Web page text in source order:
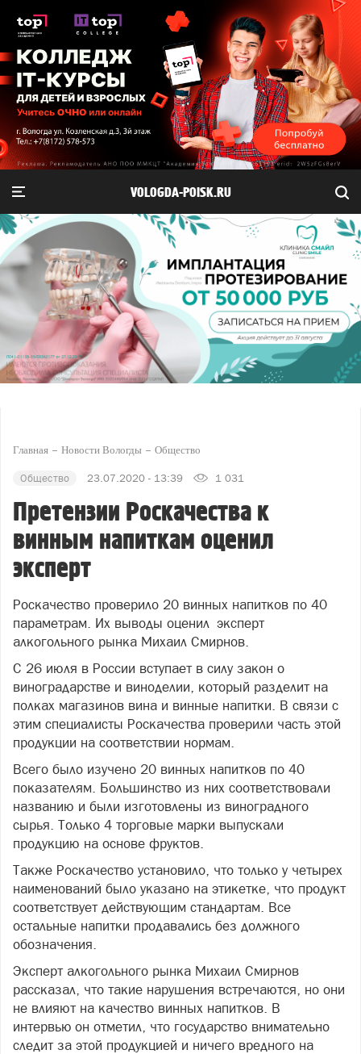
VOLOGDA-POISK.RU
Главная Новости Вологды Общество
Общество 23.07.2020 - 13:39 1 031
Претензии Роскачества к
винным напиткам оценил
эксперт
Роскачество проверило 20 винных напитков по 40
параметрам. Их выводы оценил эксперт
алкогольного рынка Михаил Смирнов.
С 26 июля в России вступает в силу закон о
виноградарстве и виноделии, который разделит на
полках магазинов вина и винные напитки. В связи с
этим специалисты Роскачества проверили часть этой
продукции на соответствии нормам.
Всего было изучено 20 винных напитков по 40
показателям. Большинство из них соответствовали
названию и были изготовлены из виноградного
сырья. Только 4 торговые марки выпускали
продукцию на основе фруктов.
Также Роскачество установило, что только у четырех
наименований было указано на этикетке, что продукт
соответствует действующим стандартам. Все
остальные напитки продавались без должного
обозначения.
Эксперт алкогольного рынка Михаил Смирнов
рассказал, что такие нарушения встречаются, но они
не влияют на качество винных напитков. В
интервью он отметил, что государство внимательно
следит за этой продукцией и ничего вредного на